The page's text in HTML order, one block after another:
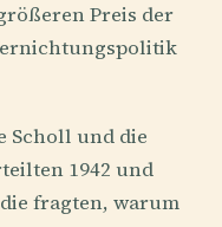
Preis der
Scholl und die
1942 und
fragten, warum